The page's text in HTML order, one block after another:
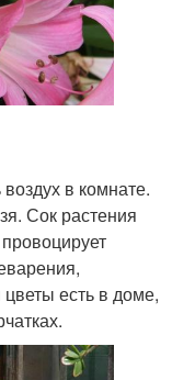
в комнате.
Сок растения
есть в доме,